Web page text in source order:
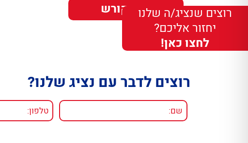
מתן קורש
רוצים לדבר עם נציג שלנו?
רוצים שנציג/ה שלנו
יחזור אליכם?
לחצו כאן!